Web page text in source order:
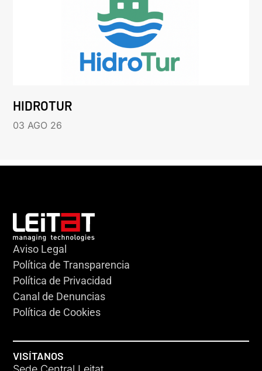
HIDROTUR
03 AGO 26
Aviso Legal
Política de Transparencia
Política de Privacidad
Canal de Denuncias
Política de Cookies
VISÍTANOS